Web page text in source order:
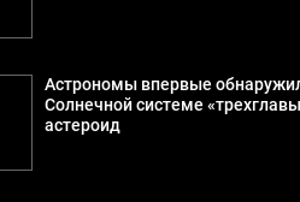
Астрономы впервые
Солнечной системе
астероид